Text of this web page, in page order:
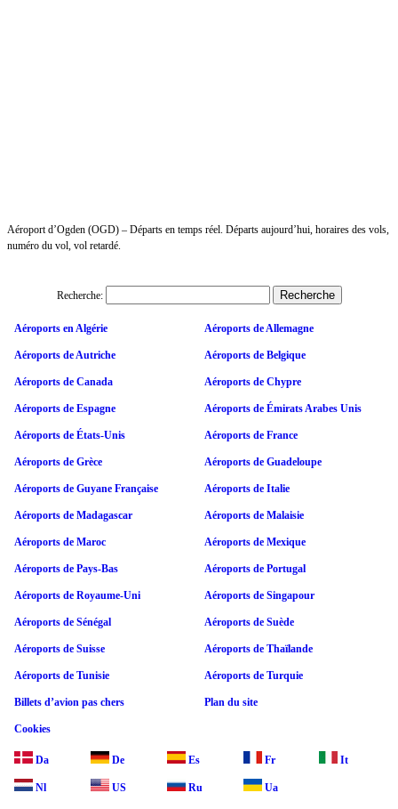
Aéroport d’Ogden (OGD) – Départs en temps réel. Départs aujourd’hui, horaires des vols,
numéro du vol, vol retardé.
Recherche:
Aéroports en Algérie Aéroports de Allemagne
Aéroports de Autriche Aéroports de Belgique
Aéroports de Canada Aéroports de Chypre
Aéroports de Espagne Aéroports de Émirats Arabes Unis
Aéroports de États-Unis Aéroports de France
Aéroports de Grèce Aéroports de Guadeloupe
Aéroports de Guyane Française Aéroports de Italie
Aéroports de Madagascar Aéroports de Malaisie
Aéroports de Maroc Aéroports de Mexique
Aéroports de Pays-Bas Aéroports de Portugal
Aéroports de Royaume-Uni Aéroports de Singapour
Aéroports de Sénégal Aéroports de Suède
Aéroports de Suisse Aéroports de Thaïlande
Aéroports de Tunisie Aéroports de Turquie
Billets d’avion pas chers Plan du site
Cookies
Da De Es Fr It
Nl US Ru Ua